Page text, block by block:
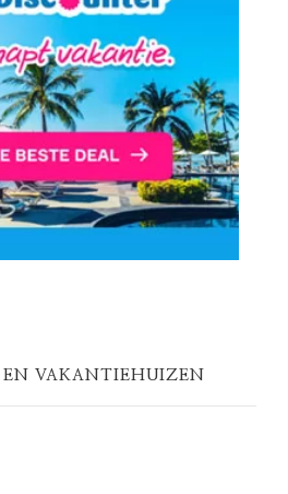
EN VAKANTIEHUIZEN